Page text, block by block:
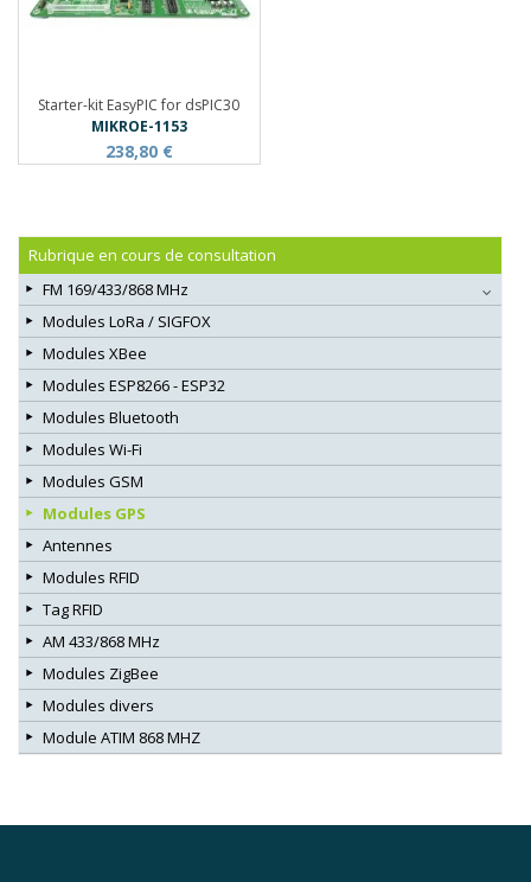
Starter-kit EasyPIC for dsPIC30
MIKROE-1153
238,80 €
Rubrique en cours de consultation
FM 169/433/868 MHz
Modules LoRa / SIGFOX
Modules XBee
Modules ESP8266 - ESP32
Modules Bluetooth
Modules Wi-Fi
Modules GSM
Modules GPS
Antennes
Modules RFID
Tag RFID
AM 433/868 MHz
Modules ZigBee
Modules divers
Module ATIM 868 MHZ